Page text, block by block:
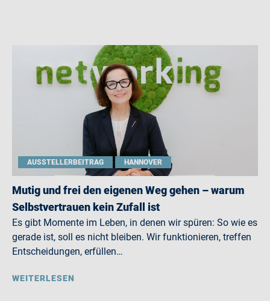
AUSSTELLERBEITRAG HANNOVER
Mutig und frei den eigenen Weg gehen – warum
Selbstvertrauen kein Zufall ist
Es gibt Momente im Leben, in denen wir spüren: So wie es
gerade ist, soll es nicht bleiben. Wir funktionieren, treffen
Entscheidungen, erfüllen…
WEITERLESEN